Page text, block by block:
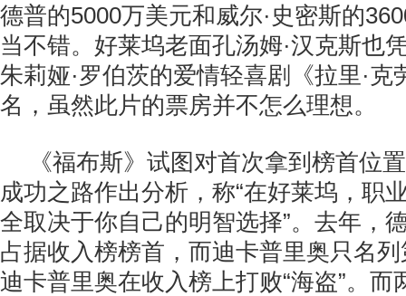
德普的5000万美元和威尔·史密斯的
当不错。好莱坞老面孔汤姆·汉克斯也
朱莉娅·罗伯茨的爱情轻喜剧《拉里·克
名，虽然此片的票房并不怎么理想。
《福布斯》试图对首次拿到榜首位
成功之路作出分析，称“在好莱坞，职
全取决于你自己的明智选择”。去年，
占据收入榜榜首，而迪卡普里奥只名
迪卡普里奥在收入榜上打败“海盗”。而